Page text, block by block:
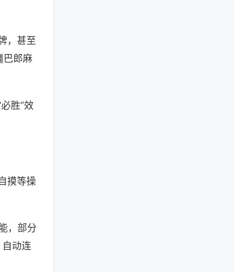
，甚至
巴郎麻
胜”效
摸等操
，部分
动连